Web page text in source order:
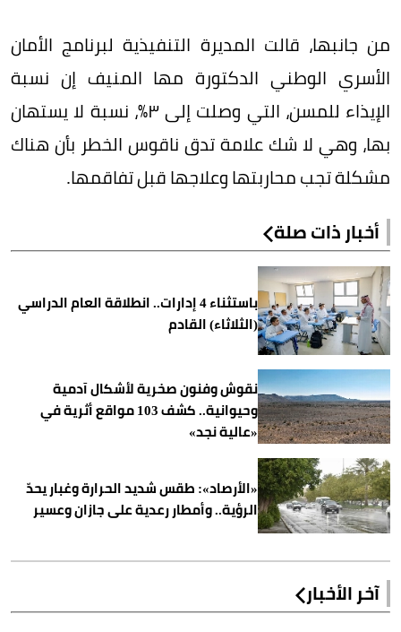
من جانبها، قالت المديرة التنفيذية لبرنامج الأمان
الأسري الوطني الدكتورة مها المنيف إن نسبة
الإيذاء للمسن، التي وصلت إلى ٣٪‏، نسبة لا يستهان
بها، وهي لا شك علامة تدق ناقوس الخطر بأن هناك
مشكلة تجب محاربتها وعلاجها قبل تفاقمها.
أخبار ذات صلة
باستثناء 4 إدارات.. انطلاقة العام الدراسي
(الثلاثاء) القادم
نقوش وفنون صخرية لأشكال آدمية
وحيوانية.. كشف 103 مواقع أثرية في
«عالية نجد»
«الأرصاد»: طقس شديد الحرارة وغبار يحدّ
الرؤية.. وأمطار رعدية على جازان وعسير
آخر الأخبار